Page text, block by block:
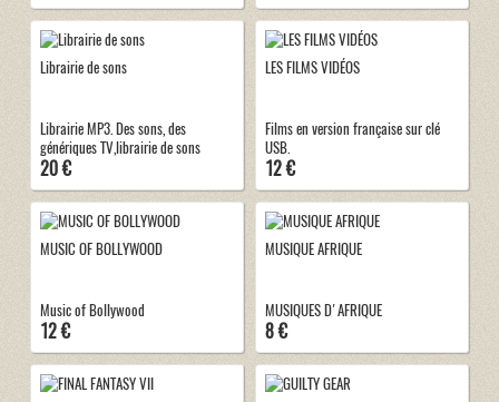
Librairie de sons
Librairie MP3. Des sons, des
génériques TV,librairie de sons
20 €
LES FILMS VIDÉOS
Films en version française sur clé
USB.
12 €
MUSIC OF BOLLYWOOD
Music of Bollywood
12 €
MUSIQUE AFRIQUE
MUSIQUES D'AFRIQUE
8 €